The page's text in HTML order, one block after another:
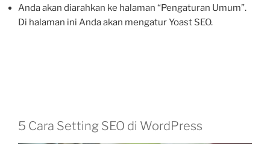
Anda akan diarahkan ke halaman “Pengaturan Umum”.
Di halaman ini Anda akan mengatur Yoast SEO.
5 Cara Setting SEO di WordPress